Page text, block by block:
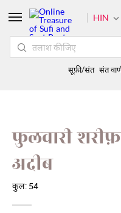
फुलवारी
अदीब
कुल: 54
HIN
सूफ़ी/संत संत